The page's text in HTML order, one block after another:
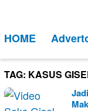
kontenMobile
HOME
TAG: KASUS